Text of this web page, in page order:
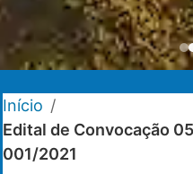
Início /
Edital de Convocação
001/2021